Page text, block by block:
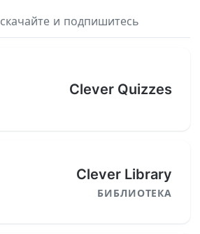
скачайте и подпишитесь
Clever Quizzes
Clever Library
БИБЛИОТЕКА